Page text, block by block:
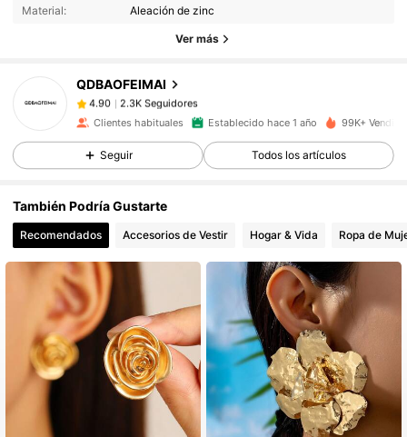
Material: Aleación de zinc
Ver más
QDBAOFEIMAI
2.3K Seguidores
2.3K Seguidores
4.90 2.3K Seguidores
4.90 2.3K Seguidores
4.90
4.90
Clientes habituales Establecido hace 1 año 99K+
Seguir Todos los artículos
También Podría Gustarte
Recomendados Accesorios de Vestir Hogar & Vida Ropa de